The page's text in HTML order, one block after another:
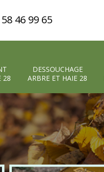
46 99 65
28
DESSOUCHAGE
ARBRE ET HAIE 28